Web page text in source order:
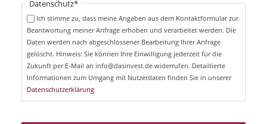
f
Pflichtfeld
Datenschutz*
Ich stimme zu, dass meine Angaben aus dem Kontaktformular zur
Beantwortung meiner Anfrage erhoben und verarbeitet werden. Die
Daten werden nach abgeschlossener Bearbeitung Ihrer Anfrage
gelöscht. Hinweis: Sie können Ihre Einwilligung jederzeit für die
Zukunft per E-Mail an info@dasinvest.de widerrufen. Detaillierte
Informationen zum Umgang mit Nutzerdaten finden Sie in unserer
Datenschutzerklärung